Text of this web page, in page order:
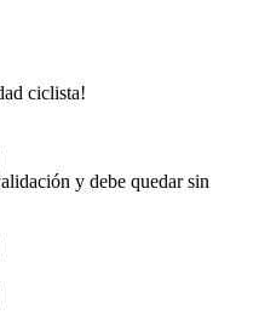
ciclista!
y debe quedar sin